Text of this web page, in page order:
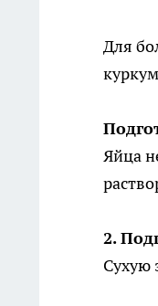
Для
Яйца
2.
Сухую